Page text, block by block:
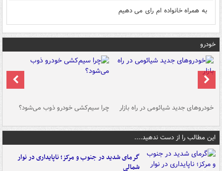
به همراه خانواده ام رای می دهیم
خودرو
خودروهای جدید شیائومی در راه بازار چرا سیم‌کشی خودرو ذوب می‌شود؟
این مطالب را از دست ندهید....
گرمای شدید در جنوب و مرکز؛ ناپایداری در نوار
شمالی